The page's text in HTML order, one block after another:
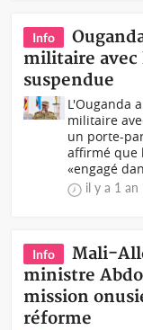
Info
militaire
suspendue
L'Ouganda
militaire
un porte-
affirmé que
«engagé
il y a 1 an
Info
Mali-
ministre
mission
réforme